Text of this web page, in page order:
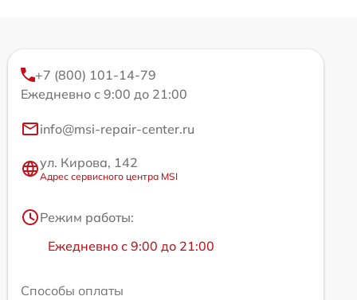
+7 (800) 101-14-79
Ежедневно с 9:00 до 21:00
info@msi-repair-center.ru
ул. Кирова, 142
Адрес сервисного центра MSI
Режим работы:
Ежедневно с 9:00 до 21:00
Способы оплаты